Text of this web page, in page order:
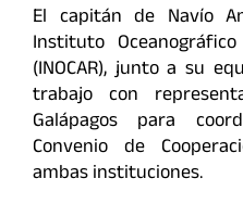
El capitán de Navío
Instituto
(INOCAR), junto a su
trabajo con
Galápagos para
Convenio de
ambas instituciones.